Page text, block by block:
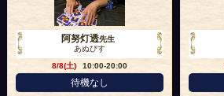
阿努灯透先生
あぬびす
8/8(土)
10:00-20:00
待機なし